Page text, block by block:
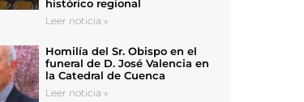
histórico regional
Leer noticia »
Homilía del Sr. Obispo en el
funeral de D. José Valencia en
la Catedral de Cuenca
Leer noticia »